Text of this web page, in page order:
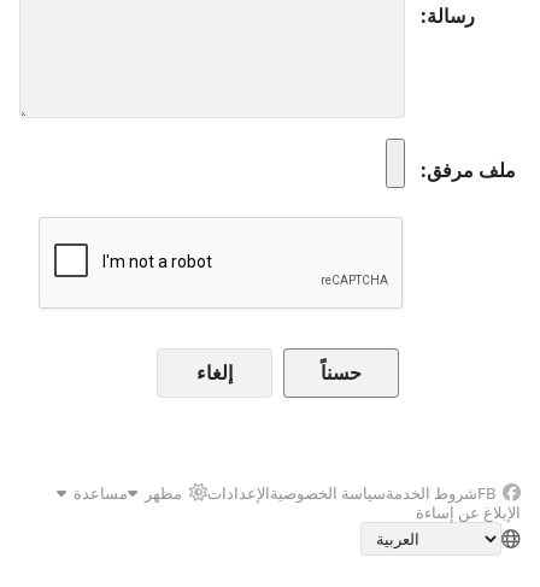
رسالة
ملف مرفق
إلغاء
FBشروط الخدمةسياسة الخصوصيةالإعدادات مظهر
مساعدة
الإبلاغ عن إساءة